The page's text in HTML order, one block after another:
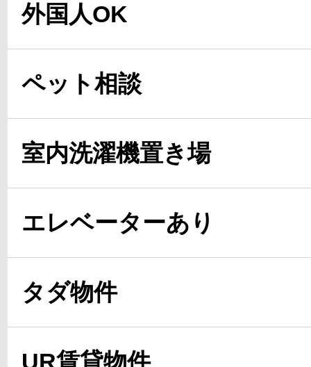
外国人OK
ペット相談
室内洗濯機置き場
エレベーターあり
タダ物件
UR賃貸物件